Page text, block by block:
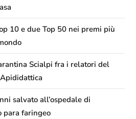
10 e due Top 50 nei premi più
Scialpi fra i relatori del
salvato all’ospedale di
para faringeo